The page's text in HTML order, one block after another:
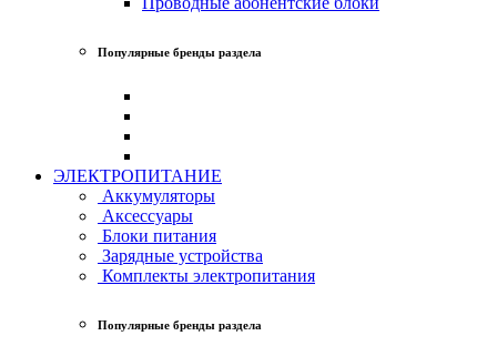
Популярные бренды раздела
ЭЛЕКТРОПИТАНИЕ
Аккумуляторы
Аксессуары
Блоки питания
Зарядные устройства
Комплекты электропитания
Популярные бренды раздела